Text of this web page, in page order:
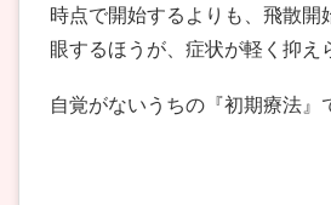
時点で開始するよりも、飛散開
眼するほうが、症状が軽く抑え
自覚がないうちの『初期療法』